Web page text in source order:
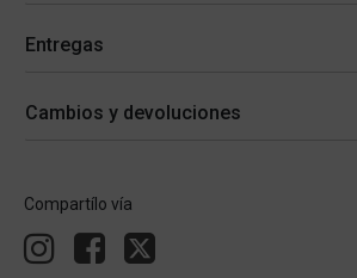
Entregas
Cambios y devoluciones
Compartílo vía